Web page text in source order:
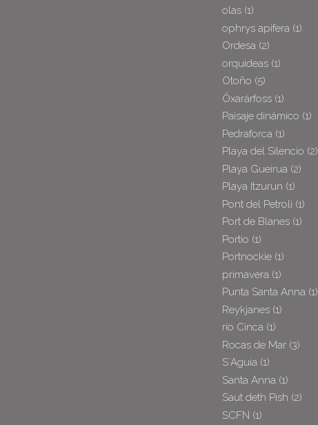
olas (1)
ophrys apifera (1)
Ordesa (2)
orquideas (1)
Otoño (5)
Öxarárfoss (1)
Paisaje dinámico (1)
Pedraforca (1)
Playa del Silencio (2)
Playa Gueirua (2)
Playa Itzurun (1)
Pont del Petroli (1)
Port de Blanes (1)
Portio (1)
Portnockie (1)
primavera (1)
Punta Santa Anna (1)
Reykjanes (1)
río Cinca (1)
Rocas de Mar (3)
S´Aguia (1)
Santa Anna (1)
Saut deth Pish (2)
SCFN (1)